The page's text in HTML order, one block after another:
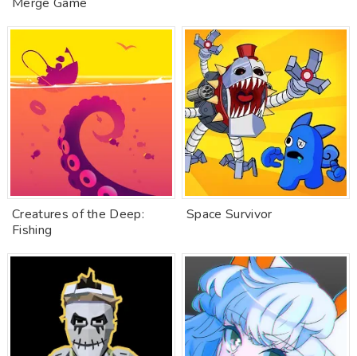
Creatures of the Deep:
Fishing
Space Survivor